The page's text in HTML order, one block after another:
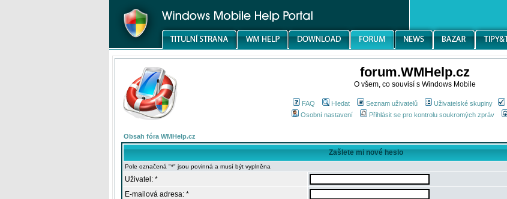
forum.WMHelp.cz
O všem, co souvisí s Windows Mobile
FAQ Hledat Seznam uživatelů Uživatelské skupiny
Osobní nastavení
Přihlásit se pro kontrolu soukromých zpráv
Obsah fóra WMHelp.cz
Zašlete mi nové heslo
Pole označená "*" jsou povinná a musí být vyplněna
Uživatel: *
E-mailová adresa: *